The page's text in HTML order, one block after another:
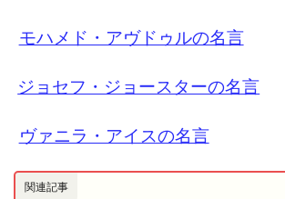
モハメド・アヴドゥルの名言
ジョセフ・ジョースターの名言
ヴァニラ・アイスの名言
関連記事